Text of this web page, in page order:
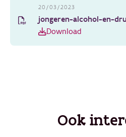
20/03/2023
jongeren-alcohol-en-
Download
Ook